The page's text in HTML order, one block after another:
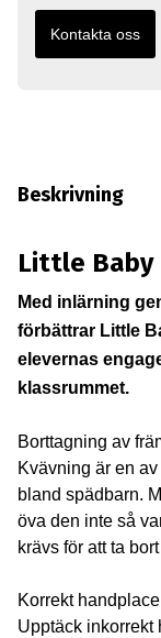
Kontakta oss
Beskrivning
Little Baby
Med inlärning
förbättrar Little
elevernas
klassrummet.
Borttagning av
Kvävning är en
bland spädbarn.
öva den inte så
krävs för att ta
Korrekt
Upptäck inkorrekt